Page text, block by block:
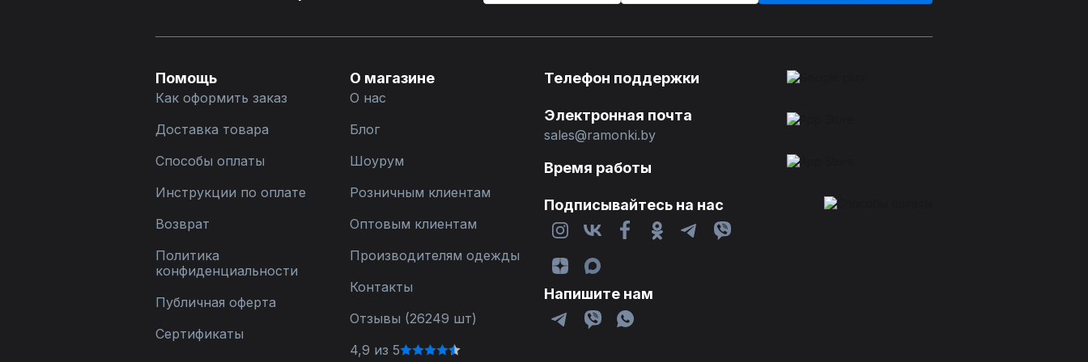
Помощь
Как оформить заказ
Доставка товара
Способы оплаты
Инструкции по оплате
Возврат
Политика
конфиденциальности
Публичная оферта
Сертификаты
О магазине
О нас
Блог
Шоурум
Розничным клиентам
Оптовым клиентам
Производителям одежды
Контакты
Отзывы (26249 шт)
4,9 из 5
Телефон поддержки
Электронная почта
sales@ramonki.by
Время работы
Подписывайтесь на нас
Напишите нам